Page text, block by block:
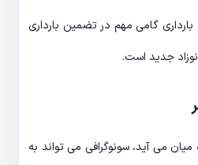
بارداری گامی مهم در تضمین بارداری
جدید است.
می آید، سونوگرافی می تواند به